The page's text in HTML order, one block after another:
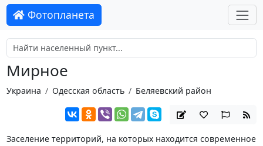
Фотопланета
Мирное
Украина Одесская область Беляевский район
Заселение территорий, на которых находится современное